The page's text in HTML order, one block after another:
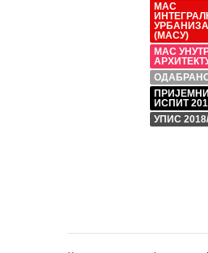
МАС
(МАСУ)
МАС
ПРИЈЕМНИ
ИСПИТ
УПИС